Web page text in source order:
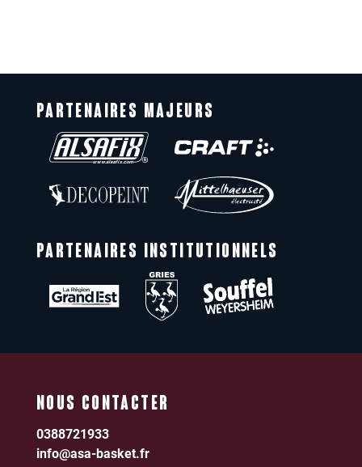
PARTENAIRES MAJEURS
PARTENAIRES INSTITUTIONNELS
NOUS CONTACTER
0388721933
info@asa-basket.fr